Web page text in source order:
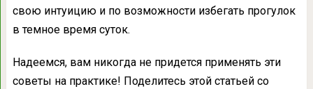
свою интуицию и по возможности избегать прогулок
в темное время суток.
Надеемся, вам никогда не придется применять эти
советы на практике! Поделитесь этой статьей со